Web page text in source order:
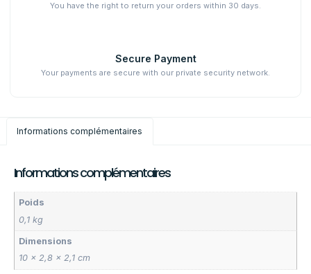
You have the right to return your orders within 30 days.
Secure Payment
Your payments are secure with our private security network.
Informations complémentaires
Informations complémentaires
Poids
0,1 kg
Dimensions
10 × 2,8 × 2,1 cm